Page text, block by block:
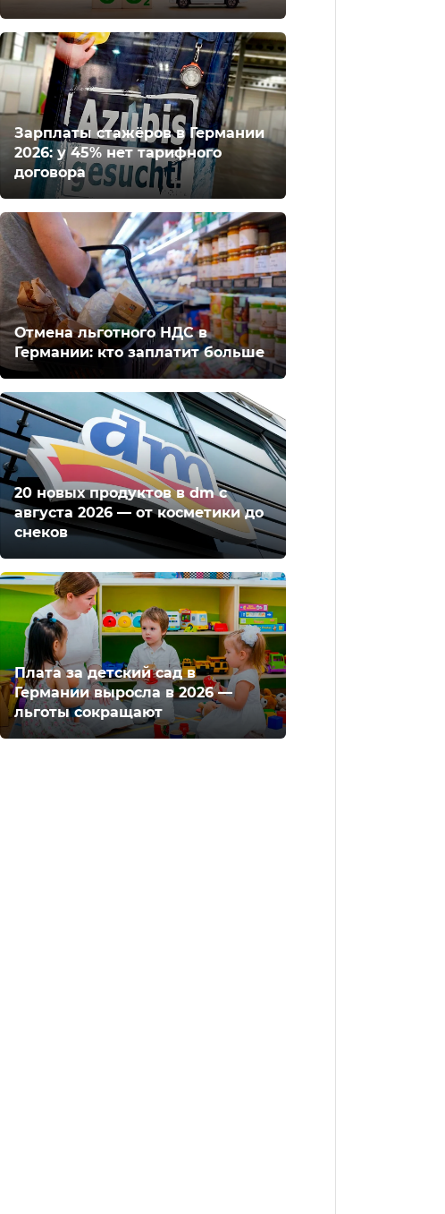
Зарплаты стажёров в Германии
2026: у 45% нет тарифного
договора
Отмена льготного НДС в
Германии: кто заплатит больше
20 новых продуктов в dm с
августа 2026 — от косметики до
снеков
Плата за детский сад в
Германии выросла в 2026 —
льготы сокращают